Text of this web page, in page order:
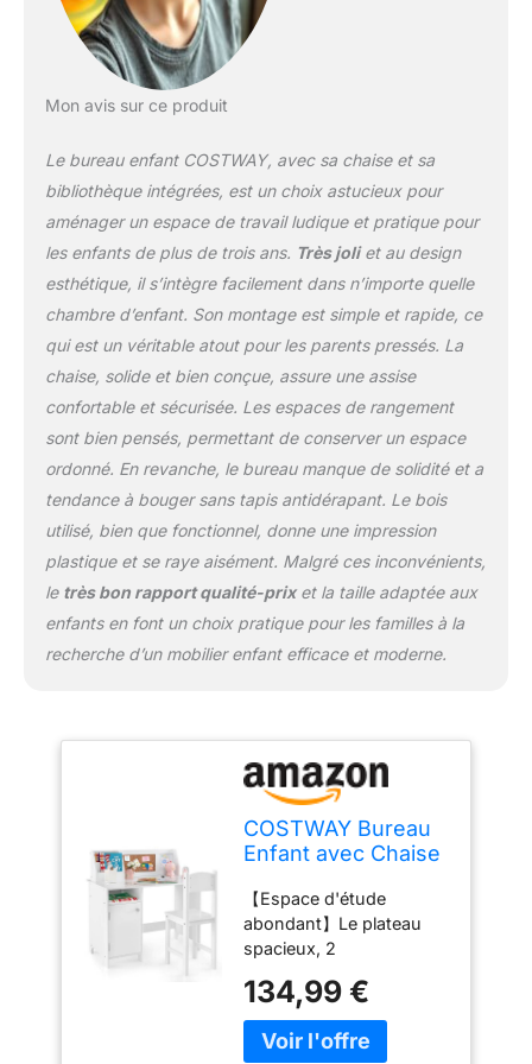
de pin massif pour une
stabilité globale(charge
incurvé, la chaise permet
à votre enfant de
s'asseoir
confortablement. La
distance du sol jusqu'au
dessus de la table est de
61 cm et la hauteur du
siège est de 40 cm,
protègant leur colonne
vertébrale et leur vue.
【Meuble pratique】Ce
bureau enfant moderne
est un jouet idéal pour
ans. Ils peuvent l'utiliser
pour faire leurs devoirs,
faire des bricolages et
jouer avec les amis à la
【Assemblage facile】
Avec une instruction
facile à assembler. De
plus, la surface lisse et
imperméable rend le
nettoyage facile.
Mon avis sur ce produit
Le bureau enfant COSTWAY, avec sa chaise et sa
bibliothèque intégrées, est un choix astucieux pour
aménager un espace de travail ludique et pratique pour
les enfants de plus de trois ans. Très joliet au design
esthétique, il s’intègre facilement dans n’importe quelle
chambre d’enfant. Son montage est simple et rapide, ce
qui est un véritable atout pour les parents pressés. La
chaise, solide et bien conçue, assure une assise
confortable et sécurisée. Les espaces de rangement
sont bien pensés, permettant de conserver un espace
ordonné. En revanche, le bureau manque de solidité et a
tendance à bouger sans tapis antidérapant. Le bois
utilisé, bien que fonctionnel, donne une impression
plastique et se raye aisément. Malgré ces inconvénients,
le très bon rapport qualité-prixet la taille adaptée aux
enfants en font un choix pratique pour les familles à la
recherche d’un mobilier enfant efficace et moderne.
COSTWAY Bureau
Enfant avec Chaise
Tableau
d'Affichage, Table
Enfant en Bois avec
Espace de
Rangement,
Hauteur
Raisonnable 61 cm,
【Espace d'étude
abondant】Le plateau
spacieux, 2
avec porte offrent aux
enfants suffisamment
d'espace pour étudier et
134,99 €